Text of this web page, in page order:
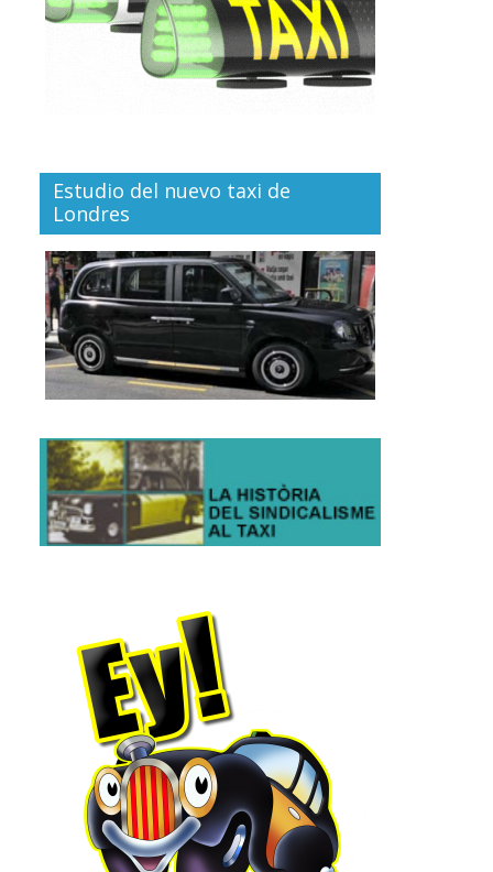
Estudio del nuevo taxi de
Londres